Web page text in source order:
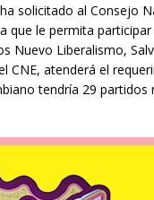
solicitado al Consejo
le permita
Nuevo Liberalismo,
CNE, atenderá el
tendría 29 partidos